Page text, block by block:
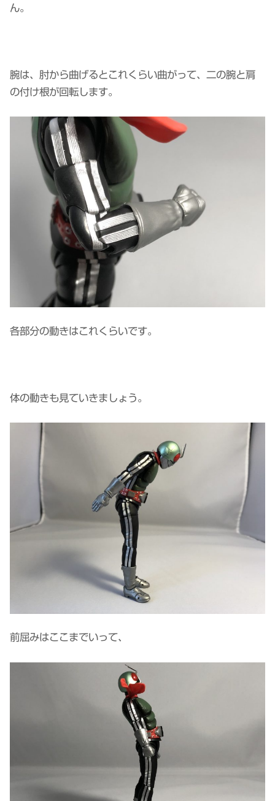
ん。
腕は、肘から曲げるとこれくらい曲がって、二の腕と肩
の付け根が回転します。
各部分の動きはこれくらいです。
体の動きも見ていきましょう。
前屈みはここまでいって、